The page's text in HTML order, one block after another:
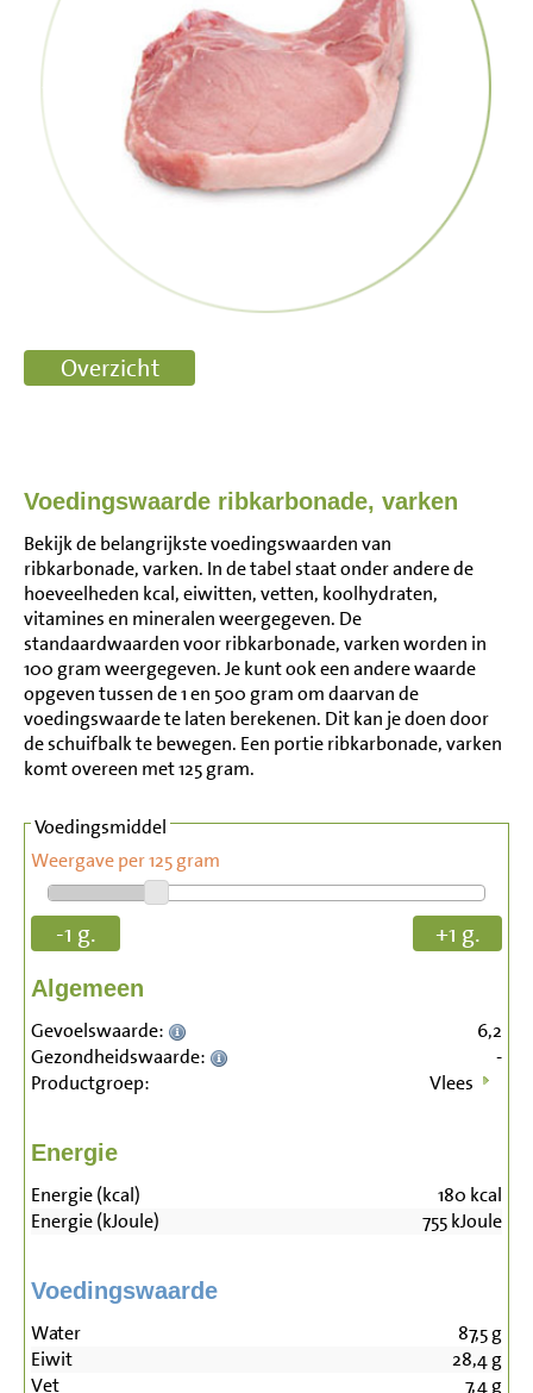
Voedingswaarde ribkarbonade, varken
Bekijk de belangrijkste voedingswaarden van
ribkarbonade, varken. In de tabel staat onder andere de
hoeveelheden kcal, eiwitten, vetten, koolhydraten,
vitamines en mineralen weergegeven. De
standaardwaarden voor ribkarbonade, varken worden in
100 gram weergegeven. Je kunt ook een andere waarde
opgeven tussen de 1 en 500 gram om daarvan de
voedingswaarde te laten berekenen. Dit kan je doen door
de schuifbalk te bewegen. Een portie ribkarbonade, varken
komt overeen met 125 gram.
Voedingsmiddel
Weergave per 125 gram
-1 g. +1 g.
Algemeen
Gevoelswaarde:
6,2
Gezondheidswaarde:
-
Productgroep:
Vlees
Energie
Energie (kcal) 180 kcal
Energie (kJoule)
755kJoule
Voedingswaarde
Water 87,5g
Eiwit
28,4g
Vet
7,4g